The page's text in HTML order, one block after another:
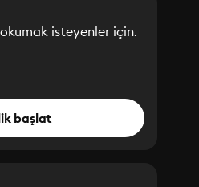
okumak isteyenler için.
başlat